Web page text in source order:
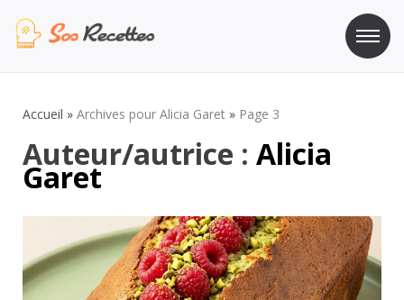
au
Accueil » Archives pour Alicia Garet » Page 3
Auteur/autrice : Alicia
Garet